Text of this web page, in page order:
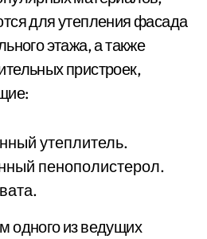
для утепления фасада
этажа, а также
пристроек,
утеплитель.
пенополистерол.
одного из ведущих